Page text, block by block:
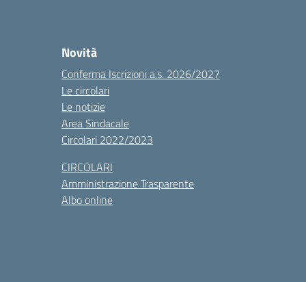
Novità
Conferma Iscrizioni a.s. 2026/2027
Le circolari
Le notizie
Area Sindacale
Circolari 2022/2023
CIRCOLARI
Amministrazione Trasparente
Albo online